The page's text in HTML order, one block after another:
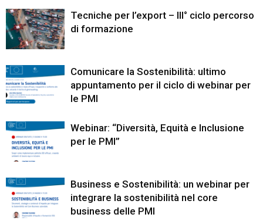
Tecniche per l’export – III° ciclo percorso
di formazione
Comunicare la Sostenibilità: ultimo
appuntamento per il ciclo di webinar per
le PMI
Webinar: “Diversità, Equità e Inclusione
per le PMI”
Business e Sostenibilità: un webinar per
integrare la sostenibilità nel core
business delle PMI